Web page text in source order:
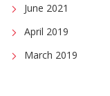
June 2021
April 2019
March 2019